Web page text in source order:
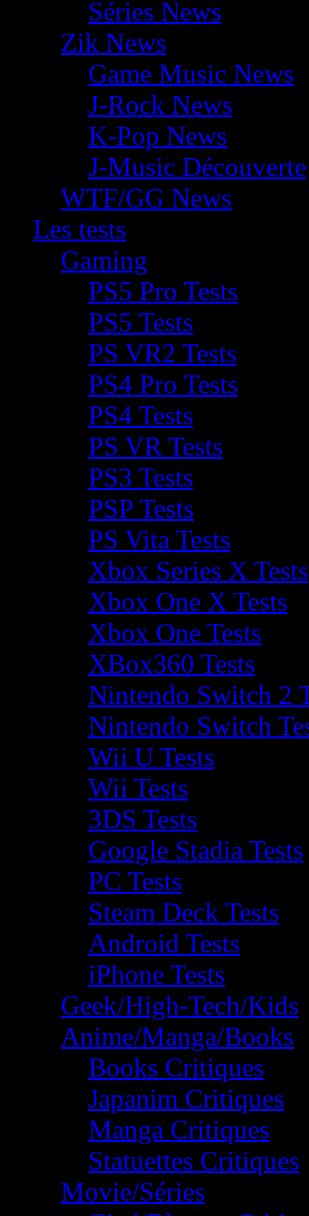
Séries News
Zik News
Game Music News
J-Rock News
K-Pop News
J-Music Découverte
WTF/GG News
Les tests
Gaming
PS5 Pro Tests
PS5 Tests
PS VR2 Tests
PS4 Pro Tests
PS4 Tests
PS VR Tests
PS3 Tests
PSP Tests
PS Vita Tests
Xbox Series X Tests
Xbox One X Tests
Xbox One Tests
XBox360 Tests
Nintendo Switch 2
Nintendo Switch
Wii U Tests
Wii Tests
3DS Tests
Google Stadia Tests
PC Tests
Steam Deck Tests
Android Tests
iPhone Tests
Geek/High-Tech/Kids
Anime/Manga/Books
Books Critiques
Japanim Critiques
Manga Critiques
Statuettes Critiques
Movie/Séries